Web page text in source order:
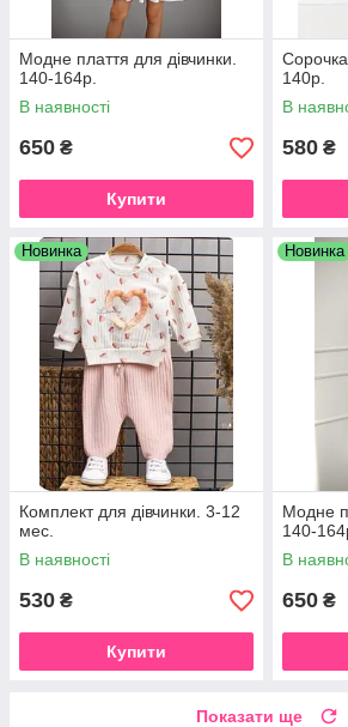
Модне плаття для дівчинки.
140-164р.
В наявності
650 ₴
Купити
140р.
В
580 ₴
Новинка
Комплект для дівчинки. 3-12
мес.
В наявності
530 ₴
Купити
Новинка
Модне
140-
В
650 ₴
Показати ще